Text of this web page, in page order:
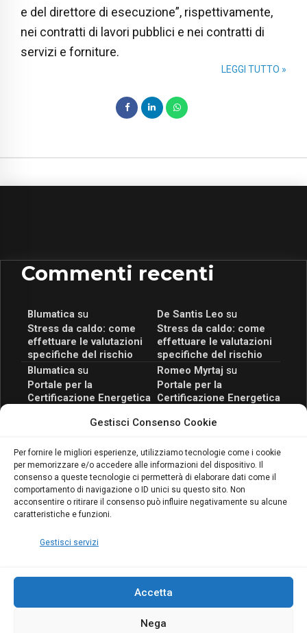
Gestisci Consenso Cookie
Per fornire le migliori esperienze, utilizziamo tecnologie come i cookie
per memorizzare e/o accedere alle informazioni del dispositivo. Il
consenso a queste tecnologie ci permetterà di elaborare dati come il
comportamento di navigazione o ID unici su questo sito. Non
acconsentire o ritirare il consenso può influire negativamente su alcune
caratteristiche e funzioni.
Gestisci servizi
Accetta
Nega
e del direttore di esecuzione”, rispettivamente,
nei contratti di lavori pubblici e nei contratti di
servizi e forniture.
LEGGI TUTTO »
Commenti recenti
Blumaticasu
Stress da caldo: come
effettuare le valutazioni
specifiche del rischio
De Santis Leo su
Stress da caldo: come
effettuare le valutazioni
specifiche del rischio
Blumaticasu
Portale per la
Certificazione Energetica
scopri il Corso Blumatica
Romeo Myrtaj su
Portale per la
Certificazione Energetica
scopri il Corso Blumatica
Blumaticasu
Coordinatore della
Sicurezza: cosa è
richiesto per abilitazione
e aggiornamento